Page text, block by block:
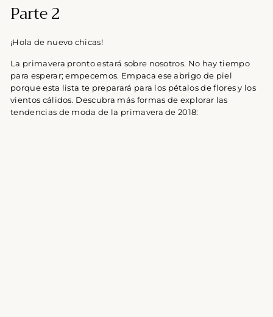
Parte 2
¡Hola de nuevo chicas!
La primavera pronto estará sobre nosotros. No hay tiempo
para esperar; empecemos. Empaca ese abrigo de piel
porque esta lista te preparará para los pétalos de flores y los
vientos cálidos. Descubra más formas de explorar las
tendencias de moda de la primavera de 2018: